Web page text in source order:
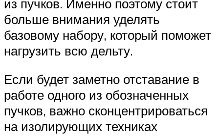
из пучков. Именно поэтому стоит
больше внимания уделять
базовому набору, который поможет
нагрузить всю дельту.
Если будет заметно отставание в
работе одного из обозначенных
пучков, важно сконцентрироваться
на изолирующих техниках